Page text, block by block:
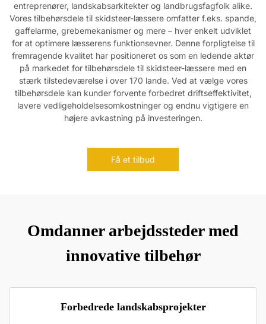
entreprenører, landskabsarkitekter og landbrugsfagfolk alike.
Vores tilbehørsdele til skidsteer-læssere omfatter f.eks. spande,
gaffelarme, grebemekanismer og mere – hver enkelt udviklet
for at optimere læsserens funktionsevner. Denne forpligtelse til
fremragende kvalitet har positioneret os som en ledende aktør
på markedet for tilbehørsdele til skidsteer-læssere med en
stærk tilstedeværelse i over 170 lande. Ved at vælge vores
tilbehørsdele kan kunder forvente forbedret driftseffektivitet,
lavere vedligeholdelsesomkostninger og endnu vigtigere en
højere avkastning på investeringen.
Få et tilbud
Omdanner arbejdssteder med
innovative tilbehør
Forbedrede landskabsprojekter